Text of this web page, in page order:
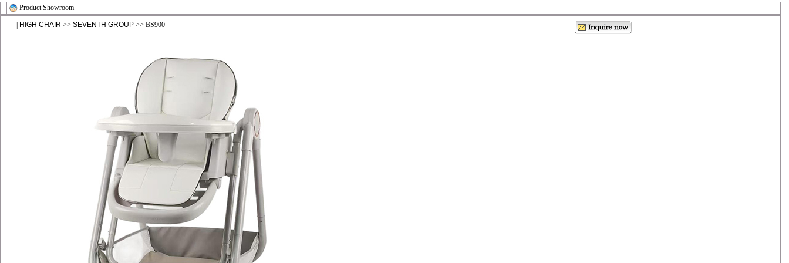
Product Showroom
HIGH CHAIR >> SEVENTH GROUP >> BS900